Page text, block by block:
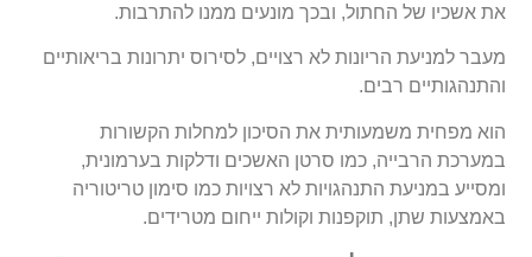
את אשכיו של החתול, ובכך מונעים ממנו להתרבות.
מעבר למניעת הריונות לא רצויים, לסירוס יתרונות בריאותיים
והתנהגותיים רבים.
הוא מפחית משמעותית את הסיכון למחלות הקשורות
במערכת הרבייה, כמו סרטן האשכים ודלקות בערמונית,
ומסייע במניעת התנהגויות לא רצויות כמו סימון טריטוריה
באמצעות שתן, תוקפנות וקולות ייחום מטרידים.